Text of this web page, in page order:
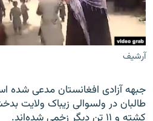
آرشیف
جبهه آزادی افغانستان مدعی شده
طالبان در ولسوالی زیباک ولایت
کشته و ۱۱ تن دیگر زخمی شده‌اند.